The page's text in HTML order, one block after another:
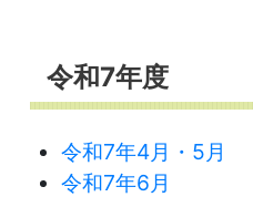
令和7年度
令和7年4月・5月
令和7年6月